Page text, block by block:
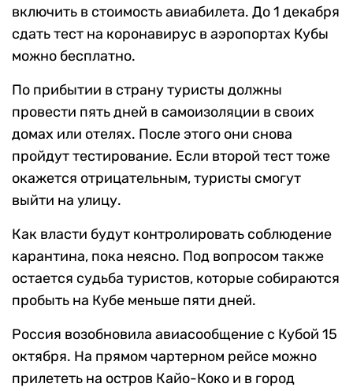
включить в стоимость авиабилета. До 1 декабря
сдать тест на коронавирус в аэропортах Кубы
можно бесплатно.
По прибытии в страну туристы должны
провести пять дней в самоизоляции в своих
домах или отелях. После этого они снова
пройдут тестирование. Если второй тест тоже
окажется отрицательным, туристы смогут
выйти на улицу.
Как власти будут контролировать соблюдение
карантина, пока неясно. Под вопросом также
остается судьба туристов, которые собираются
пробыть на Кубе меньше пяти дней.
Россия возобновила авиасообщение с Кубой 15
октября. На прямом чартерном рейсе можно
прилететь на остров Кайо-Коко и в город